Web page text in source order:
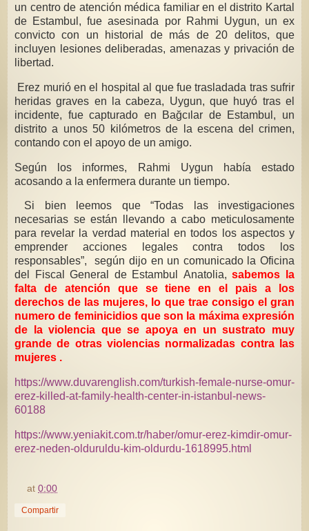
un centro de atención médica familiar en el distrito Kartal
de Estambul, fue asesinada por Rahmi Uygun, un ex
convicto con un historial de más de 20 delitos, que
incluyen lesiones deliberadas, amenazas y privación de
libertad.
Erez murió en el hospital al que fue trasladada tras sufrir
heridas graves en la cabeza, Uygun, que huyó tras el
incidente, fue capturado en Bağcılar de Estambul, un
distrito a unos 50 kilómetros de la escena del crimen,
contando con el apoyo de un amigo.
Según los informes, Rahmi Uygun había estado
acosando a la enfermera durante un tiempo.
Si bien leemos que “Todas las investigaciones
necesarias se están llevando a cabo meticulosamente
para revelar la verdad material en todos los aspectos y
emprender acciones legales contra todos los
responsables”, según dijo en un comunicado la Oficina
del Fiscal General de Estambul Anatolia, sabemos la
falta de atención que se tiene en el pais a los
derechos de las mujeres, lo que trae consigo el gran
numero de feminicidios que son la máxima expresión
de la violencia que se apoya en un sustrato muy
grande de otras violencias normalizadas contra las
mujeres .
https://www.duvarenglish.com/turkish-female-nurse-omur-
erez-killed-at-family-health-center-in-istanbul-news-
60188
https://www.yeniakit.com.tr/haber/omur-erez-kimdir-omur-
erez-neden-olduruldu-kim-oldurdu-1618995.html
at0:00
Compartir